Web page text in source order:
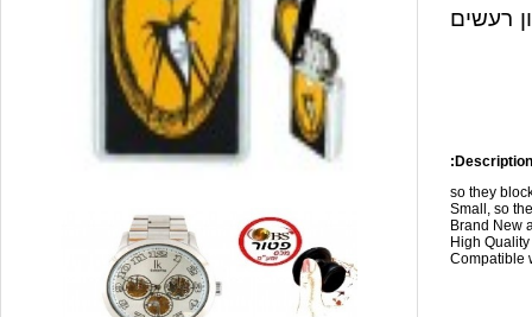
רעשים
so they
Small, so
Brand New
High
Compatible